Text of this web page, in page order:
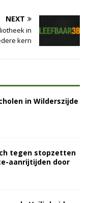
NEXT
in
kern
in Wilderszijde
tegen stopzetten
aanrijtijden door